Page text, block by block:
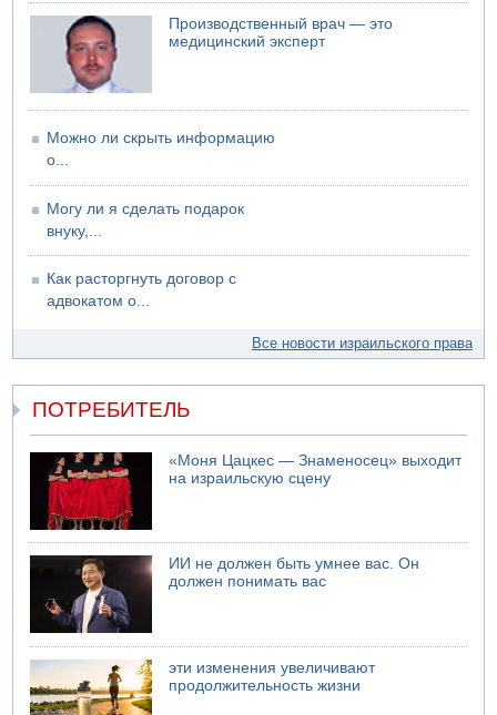
Производственный врач — это
медицинский эксперт
Можно ли скрыть информацию
о...
Могу ли я сделать подарок
внуку,...
Как расторгнуть договор с
адвокатом о...
Все новости израильского права
ПОТРЕБИТЕЛЬ
«Моня Цацкес — Знаменосец» выходит
на израильскую сцену
ИИ не должен быть умнее вас. Он
должен понимать вас
эти изменения увеличивают
продолжительность жизни